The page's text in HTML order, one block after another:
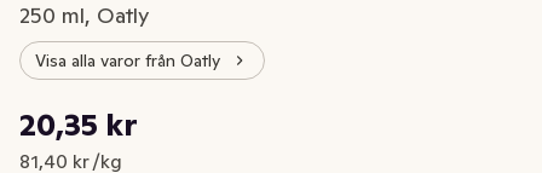
250 ml, Oatly
Visa alla varor från Oatly
Nuvarande pris är: 20,35 kr
20,35 kr
81,40 kr /kg
Styckpris: 81,40 kr /kg